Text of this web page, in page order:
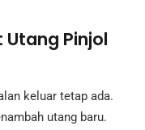
Pinjol
keluar tetap ada.
utang baru.